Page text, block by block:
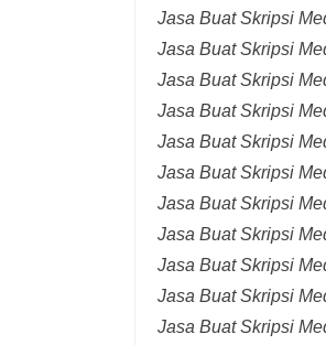
Jasa Buat Skripsi
Jasa Buat Skripsi
Jasa Buat Skripsi
Jasa Buat Skripsi
Jasa Buat Skripsi
Jasa Buat Skripsi
Jasa Buat Skripsi
Jasa Buat Skripsi
Jasa Buat Skripsi
Jasa Buat Skripsi
Jasa Buat Skripsi